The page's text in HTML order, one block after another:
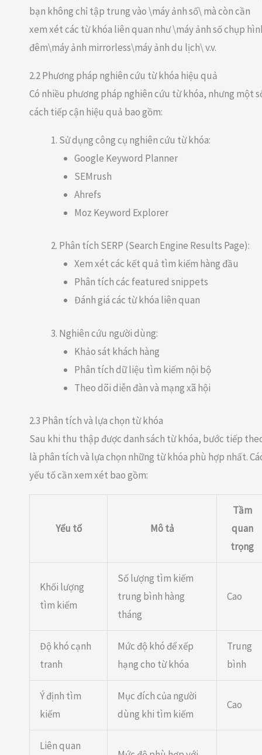
bạn không chỉ tập trung vào \máy ảnh số\ mà còn cần
xem xét các từ khóa liên quan như \máy ảnh số chụp
đêm\máy ảnh mirrorless\máy ảnh du lịch\ v.v.
2.2 Phương pháp nghiên cứu từ khóa hiệu quả
Có nhiều phương pháp nghiên cứu từ khóa, nhưng một
cách tiếp cận hiệu quả bao gồm:
Sử dụng công cụ nghiên cứu từ khóa:
Google Keyword Planner
SEMrush
Ahrefs
Moz Keyword Explorer
Phân tích SERP (Search Engine Results Page):
Xem xét các kết quả tìm kiếm hàng đầu
Phân tích các featured snippets
Đánh giá các từ khóa liên quan
Nghiên cứu người dùng:
Khảo sát khách hàng
Phân tích dữ liệu tìm kiếm nội bộ
Theo dõi diễn đàn và mạng xã hội
2.3 Phân tích và lựa chọn từ khóa
Sau khi thu thập được danh sách từ khóa, bước tiếp
là phân tích và lựa chọn những từ khóa phù hợp nhất.
yếu tố cần xem xét bao gồm:
Yếu tố Mô tả
Tầm
quan
trọng
Khối lượng
tìm kiếm
Số lượng tìm kiếm
trung bình hàng
tháng
Cao
Độ khó cạnh
tranh
Mức độ khó để xếp
hạng cho từ khóa
Trung
bình
Ý định tìm
kiếm
Mục đích của người
dùng khi tìm kiếm
Cao
Liên quan